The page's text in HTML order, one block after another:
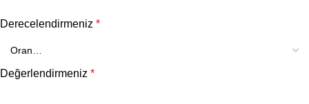
Derecelendirmeniz *
Değerlendirmeniz *